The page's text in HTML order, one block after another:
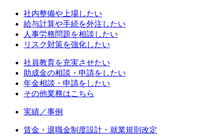
社内整備や上場したい
給与計算や手続を外注したい
人事労務問題を相談したい
リスク対策を強化したい
社員教育を充実させたい
助成金の相談・申請をしたい
年金相談・申請をしたい
その他業務はこちら
実績／事例
賃金・退職金制度設計・就業規則改定